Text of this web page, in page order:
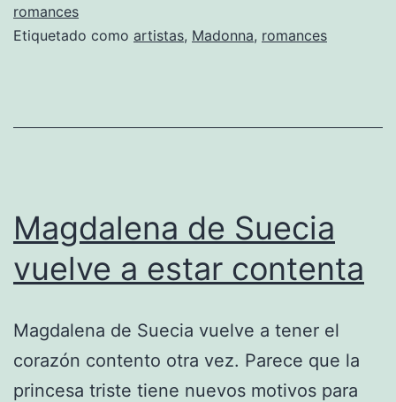
romances
Etiquetado como artistas, Madonna, romances
Magdalena de Suecia
vuelve a estar contenta
Magdalena de Suecia vuelve a tener el
corazón contento otra vez. Parece que la
princesa triste tiene nuevos motivos para